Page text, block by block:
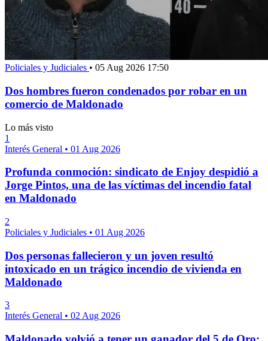
Policiales y Judiciales • 05 Aug 2026 17:50
Dos hombres fueron condenados por robar en un
comercio de Maldonado
Lo más visto
1
Interés General • 01 Aug 2026
Profunda conmoción: sindicato de Enjoy despidió a
Jorge Pintos, una de las víctimas del incendio fatal
en Maldonado
2
Policiales y Judiciales • 01 Aug 2026
Dos personas fallecieron y un joven resultó
intoxicado en un trágico incendio de vivienda en
Maldonado
3
Interés General • 02 Aug 2026